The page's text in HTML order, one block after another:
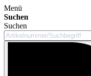
Menü
Suchen
Suchen